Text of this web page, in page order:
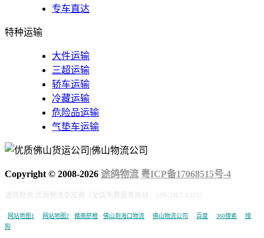
专车直达
特种运输
大件运输
三超运输
轿车运输
冷藏运输
危险品运输
气垫车运输
Copyright © 2008-2026 途鸽物流 粤ICP备17068515号-4
网站地图1 网站地图2 赣南脐橙 佛山到海口物流 佛山物流公司 百度 360搜索
搜
狗